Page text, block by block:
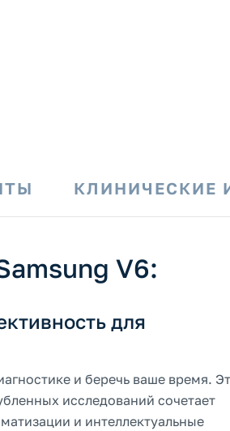
КЛИНИЧЕСКИЕ
V6:
для
и беречь ваше время.
исследований сочетает
и интеллектуальные